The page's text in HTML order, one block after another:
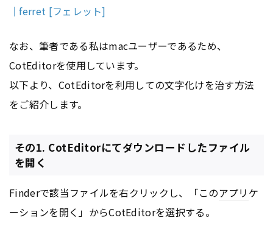
｜ferret [フェレット]
なお、筆者である私はmacユーザーであるため、
CotEditorを使用しています。
以下より、CotEditorを利用しての文字化けを治す方法
をご紹介します。
その1. CotEditorにてダウンロードしたファイル
を開く
Finderで該当ファイルを右クリックし、「このアプリ ケ
ーションを開く」からCotEditorを選択する。